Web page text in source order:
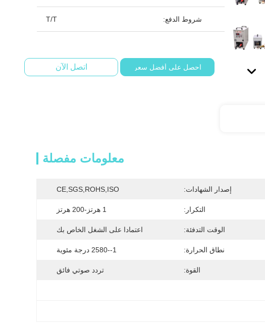
شروط الدفع: T/T
احصل على أفضل سعر اتصل الآن
معلومات مفصلة
إصدار الشهادات: CE,SGS,ROHS,ISO
التكرار: 1 هرتز-200 هرتز
الوقت التدفئة: اعتمادا على الشغل الخاص بك
نطاق الحرارة: 1--2580 درجة مئوية
القوة: تردد صوتي فائق